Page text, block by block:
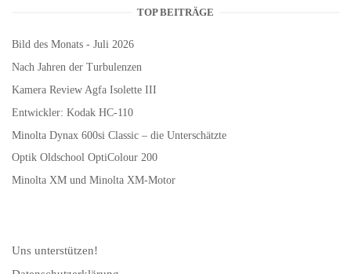
TOP BEITRÄGE
Bild des Monats - Juli 2026
Nach Jahren der Turbulenzen
Kamera Review Agfa Isolette III
Entwickler: Kodak HC-110
Minolta Dynax 600si Classic – die Unterschätzte
Optik Oldschool OptiColour 200
Minolta XM und Minolta XM-Motor
Uns unterstützen!